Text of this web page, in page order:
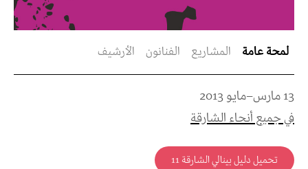
لمحة عامة المشاريع الفنانون الأرشيف
13 مارس–مايو 2013
في جميع أنحاء الشارقة
تحميل دليل بينالي الشارقة 11